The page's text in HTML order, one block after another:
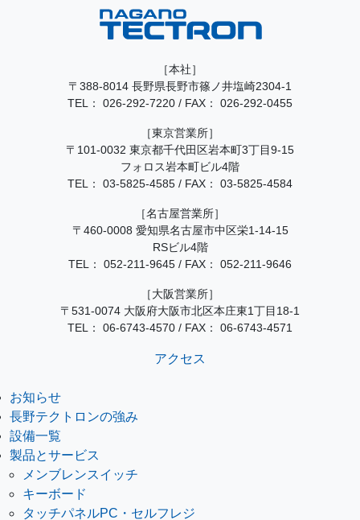
［本社］
〒388-8014 長野県長野市篠ノ井塩崎2304-1
TEL： 026-292-7220 / FAX： 026-292-0455
［東京営業所］
〒101-0032 東京都千代田区岩本町3丁目9-15
フォロス岩本町ビル4階
TEL： 03-5825-4585 / FAX： 03-5825-4584
［名古屋営業所］
〒460-0008 愛知県名古屋市中区栄1-14-15
RSビル4階
TEL： 052-211-9645 / FAX： 052-211-9646
［大阪営業所］
〒531-0074 大阪府大阪市北区本庄東1丁目18-1
TEL： 06-6743-4570 / FAX： 06-6743-4571
アクセス
お知らせ
長野テクトロンの強み
設備一覧
製品とサービス
メンブレンスイッチ
キーボード
タッチパネルPC・セルフレジ